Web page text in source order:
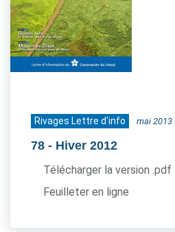
Rivages Lettre d'info mai 2013
78 - Hiver 2012
Télécharger la version .pdf
Feuilleter en ligne